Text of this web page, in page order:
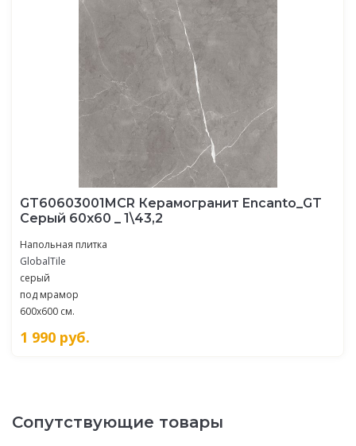
GT60603001MCR Керамогранит Encanto_GT
Серый 60x60 _ 1\43,2
Напольная плитка
GlobalTile
серый
под мрамор
600x600 см.
1 990 руб.
Сопутствующие товары